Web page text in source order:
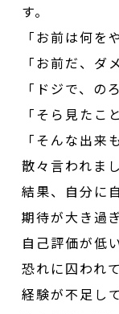
す。
「お前は何を
「お前だ、ダ
「ドジで、の
「そら見たこ
「そんな出来
散々言われまし
結果、自分に
期待が大き過
自己評価が低
恐れに囚われ
経験が不足し